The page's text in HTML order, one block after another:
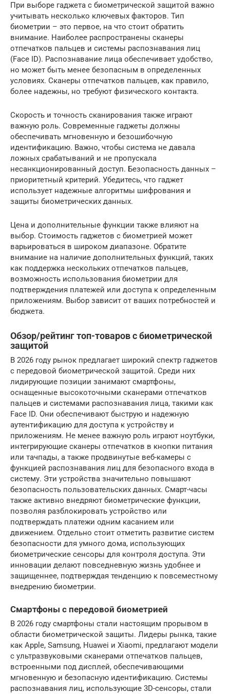
При выборе гаджета с биометрической защитой важно
учитывать несколько ключевых факторов. Тип
биометрии – это первое, на что стоит обратить
внимание. Наиболее распространены сканеры
отпечатков пальцев и системы распознавания лиц
(Face ID). Распознавание лица обеспечивает удобство,
но может быть менее безопасным в определенных
условиях. Сканеры отпечатков пальцев, как правило,
более надежны, но требуют физического контакта.
Скорость и точность сканирования также играют
важную роль. Современные гаджеты должны
обеспечивать мгновенную и безошибочную
идентификацию. Важно, чтобы система не давала
ложных срабатываний и не пропускала
несанкционированный доступ. Безопасность данных –
приоритетный критерий. Убедитесь, что гаджет
использует надежные алгоритмы шифрования и
защиты биометрических данных.
Цена и дополнительные функции также влияют на
выбор. Стоимость гаджетов с биометрией может
варьироваться в широком диапазоне. Обратите
внимание на наличие дополнительных функций, таких
как поддержка нескольких отпечатков пальцев,
возможность использования биометрии для
подтверждения платежей или доступа к определенным
приложениям. Выбор зависит от ваших потребностей и
бюджета.
Обзор/рейтинг топ-товаров с биометрической
защитой
В 2026 году рынок предлагает широкий спектр гаджетов
с передовой биометрической защитой. Среди них
лидирующие позиции занимают смартфоны,
оснащенные высокоточными сканерами отпечатков
пальцев и системами распознавания лица, такими как
Face ID. Они обеспечивают быструю и надежную
аутентификацию для доступа к устройству и
приложениям. Не менее важную роль играют ноутбуки,
интегрирующие сканеры отпечатков в кнопки питания
или тачпады, а также продвинутые веб-камеры с
функцией распознавания лиц для безопасного входа в
систему. Эти устройства значительно повышают
безопасность пользовательских данных. Смарт-часы
также активно внедряют биометрические функции,
позволяя разблокировать устройство или
подтверждать платежи одним касанием или
движением. Отдельно стоит отметить развитие систем
безопасности для умного дома, использующих
биометрические сенсоры для контроля доступа. Эти
инновации делают повседневную жизнь удобнее и
защищеннее, подтверждая тенденцию к повсеместному
внедрению биометрии.
Смартфоны с передовой биометрией
В 2026 году смартфоны стали настоящим прорывом в
области биометрической защиты. Лидеры рынка, такие
как Apple, Samsung, Huawei и Xiaomi, предлагают модели
с ультразвуковыми сканерами отпечатков пальцев,
встроенными под дисплей, обеспечивающими
мгновенную и безопасную идентификацию. Системы
распознавания лиц, использующие 3D-сенсоры, стали